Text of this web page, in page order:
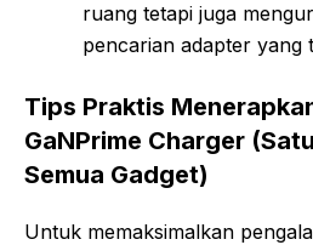
ruang tetapi juga
pencarian adapter yang
Tips Praktis
GaNPrime Charger
Semua Gadget)
Untuk memaksimalkan